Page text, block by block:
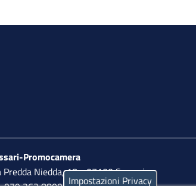
Promocamera
Predda Niedda, 18 - 07100 Sassari
Impostazioni Privacy